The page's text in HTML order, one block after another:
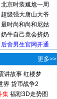
更多>>
讲故事 红楼梦
界 货币战争2
集 福彩3D走势图